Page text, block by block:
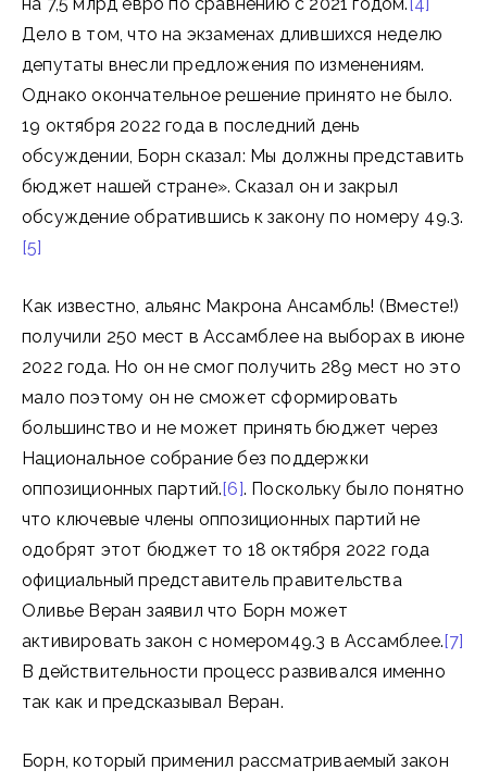
Дело в том, что на экзаменах длившихся неделю
депутаты внесли предложения по изменениям.
Однако окончательное решение принято не было.
19 октября 2022 года в последний день
обсуждении, Борн сказал: Мы должны представить
бюджет нашей стране». Сказал он и закрыл
обсуждение обратившись к закону по номеру 49.3.
[5]
Как известно, альянс Макрона Ансамбль! (Вместе!)
получили 250 мест в Ассамблее на выборах в июне
2022 года. Но он не смог получить 289 мест но это
мало поэтому он не сможет сформировать
большинство и не может принять бюджет через
Национальное собрание без поддержки
оппозиционных партий.[6]. Поскольку было понятно
что ключевые члены оппозиционных партий не
одобрят этот бюджет то 18 октября 2022 года
официальный представитель правительства
Оливье Веран заявил что Борн может
активировать закон с номером49.3 в Ассамблее.[7]
В действительности процесс развивался именно
так как и предсказывал Веран.
Борн, который применил рассматриваемый закон